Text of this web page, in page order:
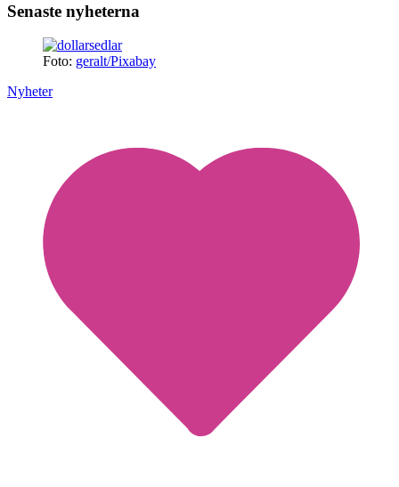
Senaste nyheterna
Foto: geralt/Pixabay
Nyheter